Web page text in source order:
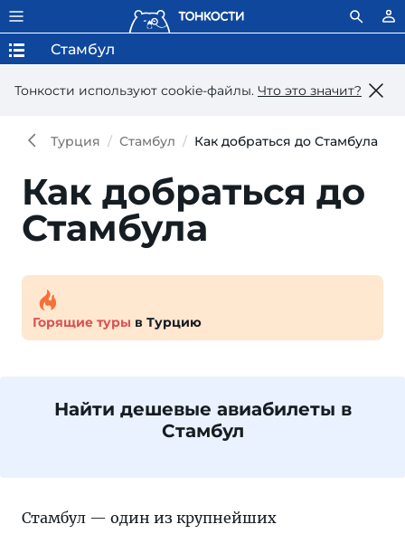
Тонкости используют сookie-файлы. Что это значит?
Стамбул
Турция Стамбул Как добраться до Стамбула
Как добраться до
Стамбула
Горящие туры в Турцию
Найти дешевые авиабилеты в
Стамбул
Стамбул — один из крупнейших